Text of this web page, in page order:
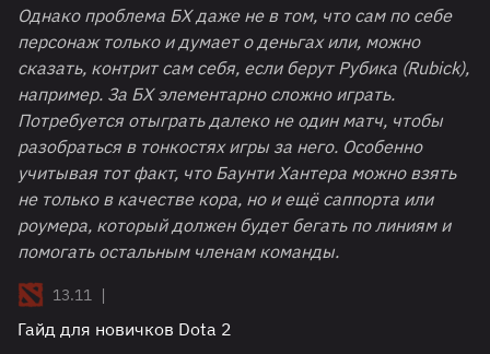
Однако проблема БХ даже не в том, что сам по себе
персонаж только и думает о деньгах или, можно
сказать, контрит сам себя, если берут Рубика (Rubick),
например. За БХ элементарно сложно играть.
Потребуется отыграть далеко не один матч, чтобы
разобраться в тонкостях игры за него. Особенно
учитывая тот факт, что Баунти Хантера можно взять
не только в качестве кора, но и ещё саппорта или
роумера, который должен будет бегать по линиям и
помогать остальным членам команды.
13.11 |
Гайд для новичков Dota 2